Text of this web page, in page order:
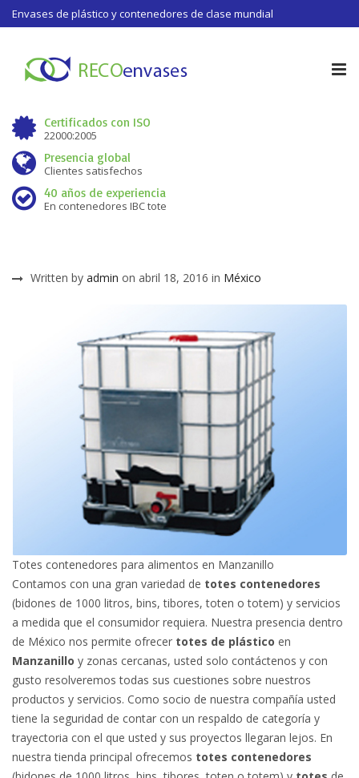
Envases de plástico y contenedores de clase mundial
Certificados con ISO
22000:2005
Presencia global
Clientes satisfechos
40 años de experiencia
En contenedores IBC tote
Written by admin on abril 18, 2016 in México
Totes contenedores para alimentos en Manzanillo
Contamos con una gran variedad de totes contenedores
(bidones de 1000 litros, bins, tibores, toten o totem) y servicios
a medida que el consumidor requiera. Nuestra presencia dentro
de México nos permite ofrecer totes de plástico en
Manzanillo y zonas cercanas, usted solo contáctenos y con
gusto resolveremos todas sus cuestiones sobre nuestros
productos y servicios. Como socio de nuestra compañía usted
tiene la seguridad de contar con un respaldo de categoría y
trayectoria con el que usted y sus proyectos llegaran lejos. En
nuestra tienda principal ofrecemos totes contenedores